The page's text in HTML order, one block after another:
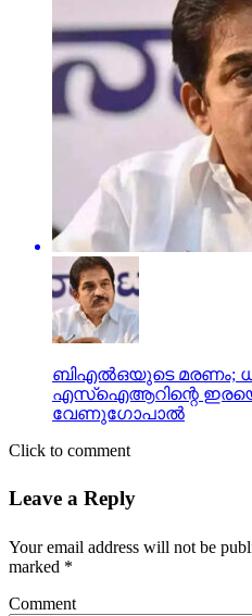
ബിഎല്‍ഒയുടെ മരണം;
എസ്‌ഐആറിന്റെ
വേണുഗോപാല്‍
Click to comment
Leave a Reply
Your email address will not be
marked *
Comment